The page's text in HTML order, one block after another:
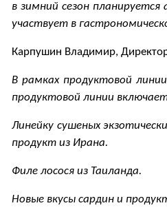
в зимний сезон
участвует в
Карпушин Владимир,
В рамках продуктовой
продуктовой линии
Линейку сушеных
продукт из Ирана.
Филе лосося из Таиланда.
Новые вкусы сардин и